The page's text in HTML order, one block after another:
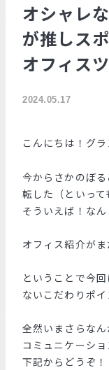
オシャレ
が推しス
オフィス
2024.05.17
こんにちは！グ
今からさかのぼ
転した（といって
そういえば！なん
オフィス紹介が
ということで今
ないこだわりポ
全然いまさらなん
コミュニケーシ
下記からどうぞ！